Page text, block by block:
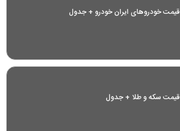
قیمت خودرو‌های ایران خودرو + جدول
قیمت سکه و طلا + جدول